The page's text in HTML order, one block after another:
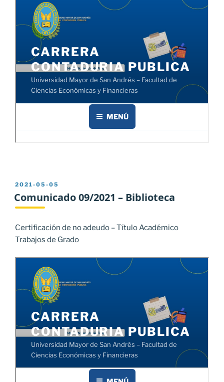
PUBLICADO
EL
2021-05-05
Comunicado 09/2021 – Biblioteca
Certificación de no adeudo – Título Académico
Trabajos de Grado